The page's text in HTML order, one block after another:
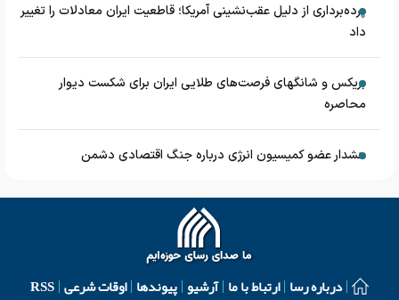
پرده‌برداری از دلیل عقب‌نشینی آمریکا؛ قاطعیت ایران معادلات را تغییر
داد
بریکس و شانگهای فرصت‌های طلایی ایران برای شکست دیوار
محاصره
هشدار عضو کمیسیون انرژی درباره جنگ اقتصادی دشمن
درباره رسا ارتباط با ما آرشیو پیوندها اوقات شرعی RSS